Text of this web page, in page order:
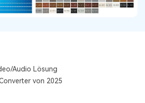
Audio Lösung
von 2025